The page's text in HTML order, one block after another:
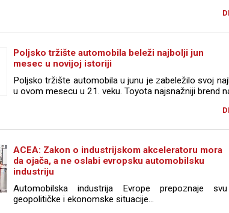
Poljsko tržište automobila beleži najbolji jun
mesec u novijoj istoriji
Poljsko tržište automobila u junu je zabeležilo svoj
u ovom mesecu u 21. veku. Toyota najsnažniji brend
ACEA: Zakon o industrijskom akceleratoru mora
da ojača, a ne oslabi evropsku automobilsku
industriju
Automobilska industrija Evrope prepoznaje
geopolitičke i ekonomske situacije...